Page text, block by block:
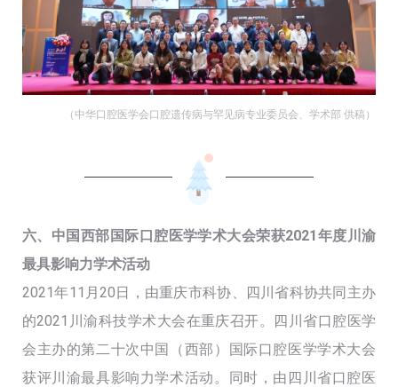
（中华口腔医学会口腔遗传病与罕见病专业委员会、学术部 供稿）
六、中国西部国际口腔医学学术大会荣获2021年度川渝
最具影响力学术活动
2021年11月20日，由重庆市科协、四川省科协共同主办
的2021川渝科技学术大会在重庆召开。四川省口腔医学
会主办的第二十次中国（西部）国际口腔医学学术大会
获评川渝最具影响力学术活动。同时，由四川省口腔医